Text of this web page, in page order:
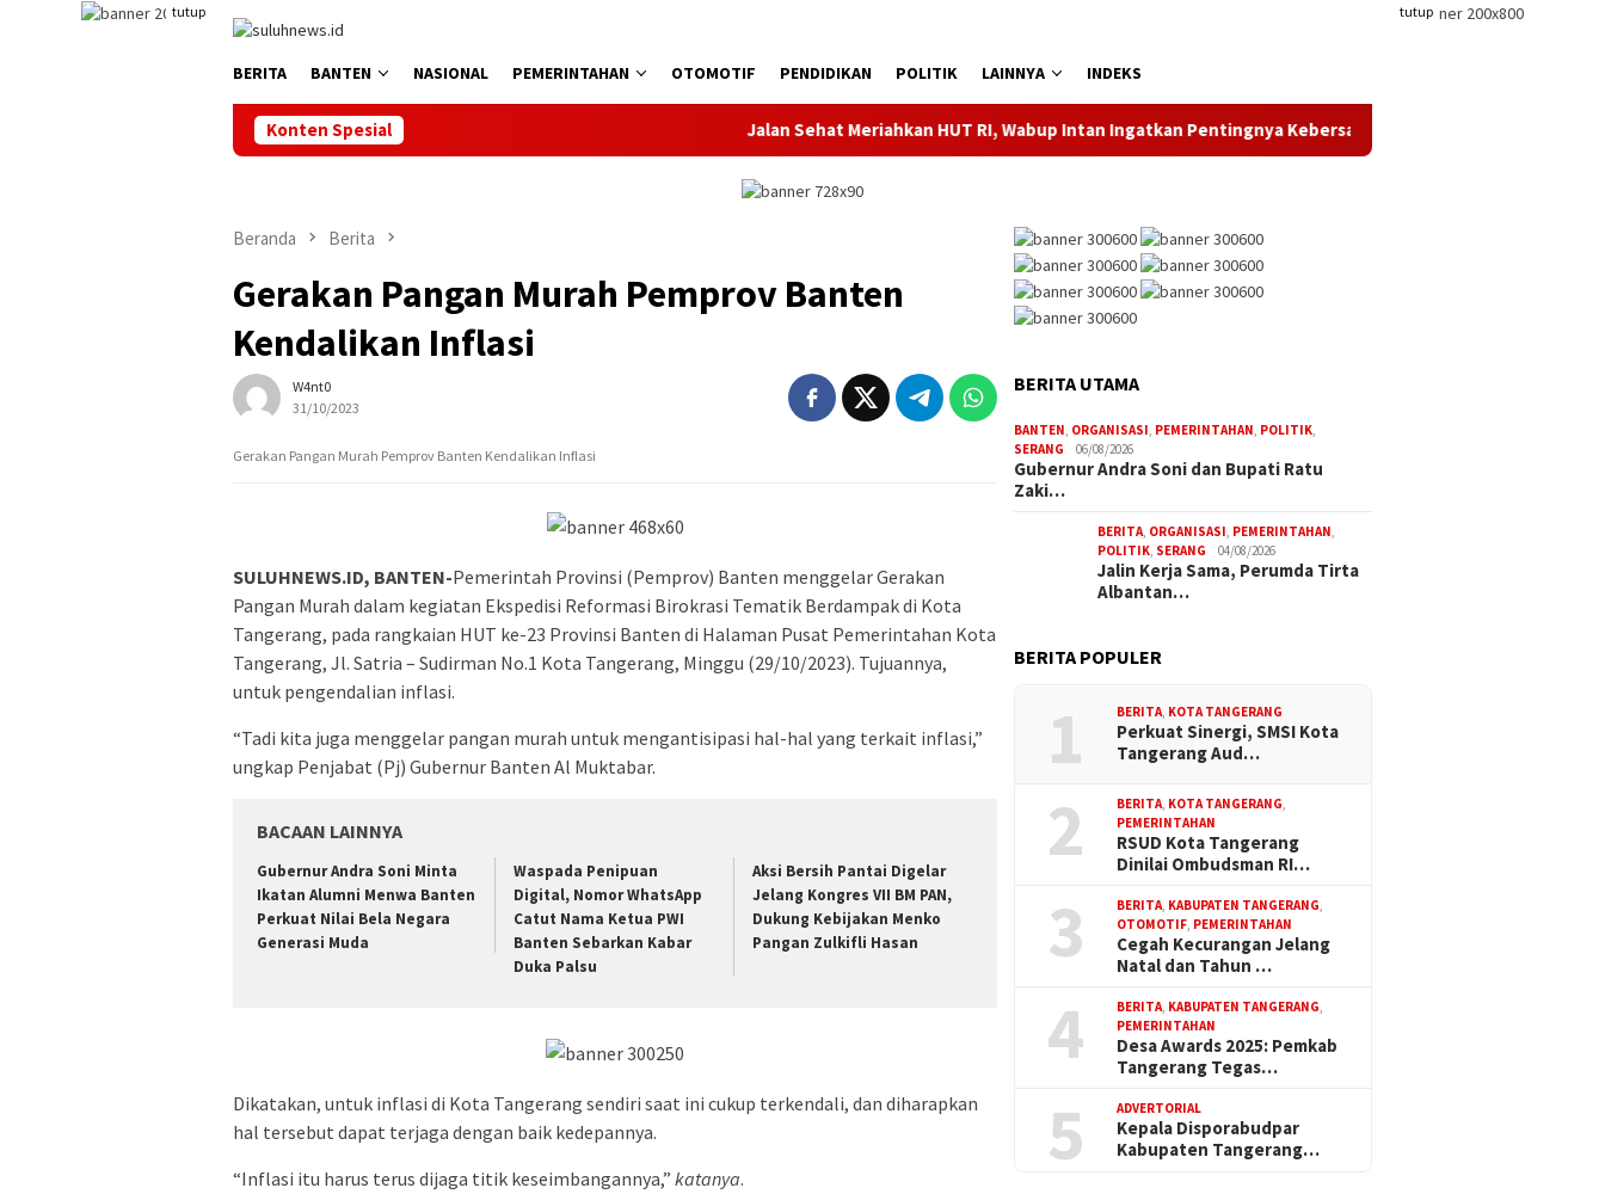
tutup tutup
BERITA BANTEN NASIONAL PEMERINTAHAN OTOMOTIF PENDIDIKAN POLITIK LAINNYA INDEKS
Konten Spesial Jalan Sehat Meriahkan HUT RI, Wabup Intan Ingatkan Pentingnya Kebersamaan
Beranda Berita
Gerakan Pangan Murah Pemprov Banten
Kendalikan Inflasi
W4nt0
31/10/2023
Gerakan Pangan Murah Pemprov Banten Kendalikan Inflasi
SULUHNEWS.ID, BANTEN-Pemerintah Provinsi (Pemprov) Banten menggelar Gerakan
Pangan Murah dalam kegiatan Ekspedisi Reformasi Birokrasi Tematik Berdampak di Kota
Tangerang, pada rangkaian HUT ke-23 Provinsi Banten di Halaman Pusat Pemerintahan Kota
Tangerang, Jl. Satria – Sudirman No.1 Kota Tangerang, Minggu (29/10/2023). Tujuannya,
untuk pengendalian inflasi.
“Tadi kita juga menggelar pangan murah untuk mengantisipasi hal-hal yang terkait inflasi,”
ungkap Penjabat (Pj) Gubernur Banten Al Muktabar.
BACAAN LAINNYA
Gubernur Andra Soni Minta
Ikatan Alumni Menwa Banten
Perkuat Nilai Bela Negara
Generasi Muda
Waspada Penipuan
Digital, Nomor WhatsApp
Catut Nama Ketua PWI
Banten Sebarkan Kabar
Duka Palsu
Aksi Bersih Pantai Digelar
Jelang Kongres VII BM PAN,
Dukung Kebijakan Menko
Pangan Zulkifli Hasan
Dikatakan, untuk inflasi di Kota Tangerang sendiri saat ini cukup terkendali, dan diharapkan
hal tersebut dapat terjaga dengan baik kedepannya.
“Inflasi itu harus terus dijaga titik keseimbangannya,” katanya.
BERITA UTAMA
BANTEN, ORGANISASI, PEMERINTAHAN, POLITIK,
SERANG
06/08/2026
Gubernur Andra Soni dan Bupati Ratu
Zaki…
BERITA, ORGANISASI, PEMERINTAHAN,
POLITIK, SERANG 04/08/2026
Jalin Kerja Sama, Perumda Tirta
Albantan…
BERITA POPULER
1 BERITA, KOTA TANGERANG
Perkuat Sinergi, SMSI Kota
Tangerang Aud…
2 BERITA, KOTA TANGERANG,
PEMERINTAHAN
RSUD Kota Tangerang
Dinilai Ombudsman RI…
3 BERITA, KABUPATEN TANGERANG,
OTOMOTIF, PEMERINTAHAN
Cegah Kecurangan Jelang
Natal dan Tahun …
4 BERITA, KABUPATEN TANGERANG,
PEMERINTAHAN
Desa Awards 2025: Pemkab
Tangerang Tegas…
5 ADVERTORIAL
Kepala Disporabudpar
Kabupaten Tangerang…